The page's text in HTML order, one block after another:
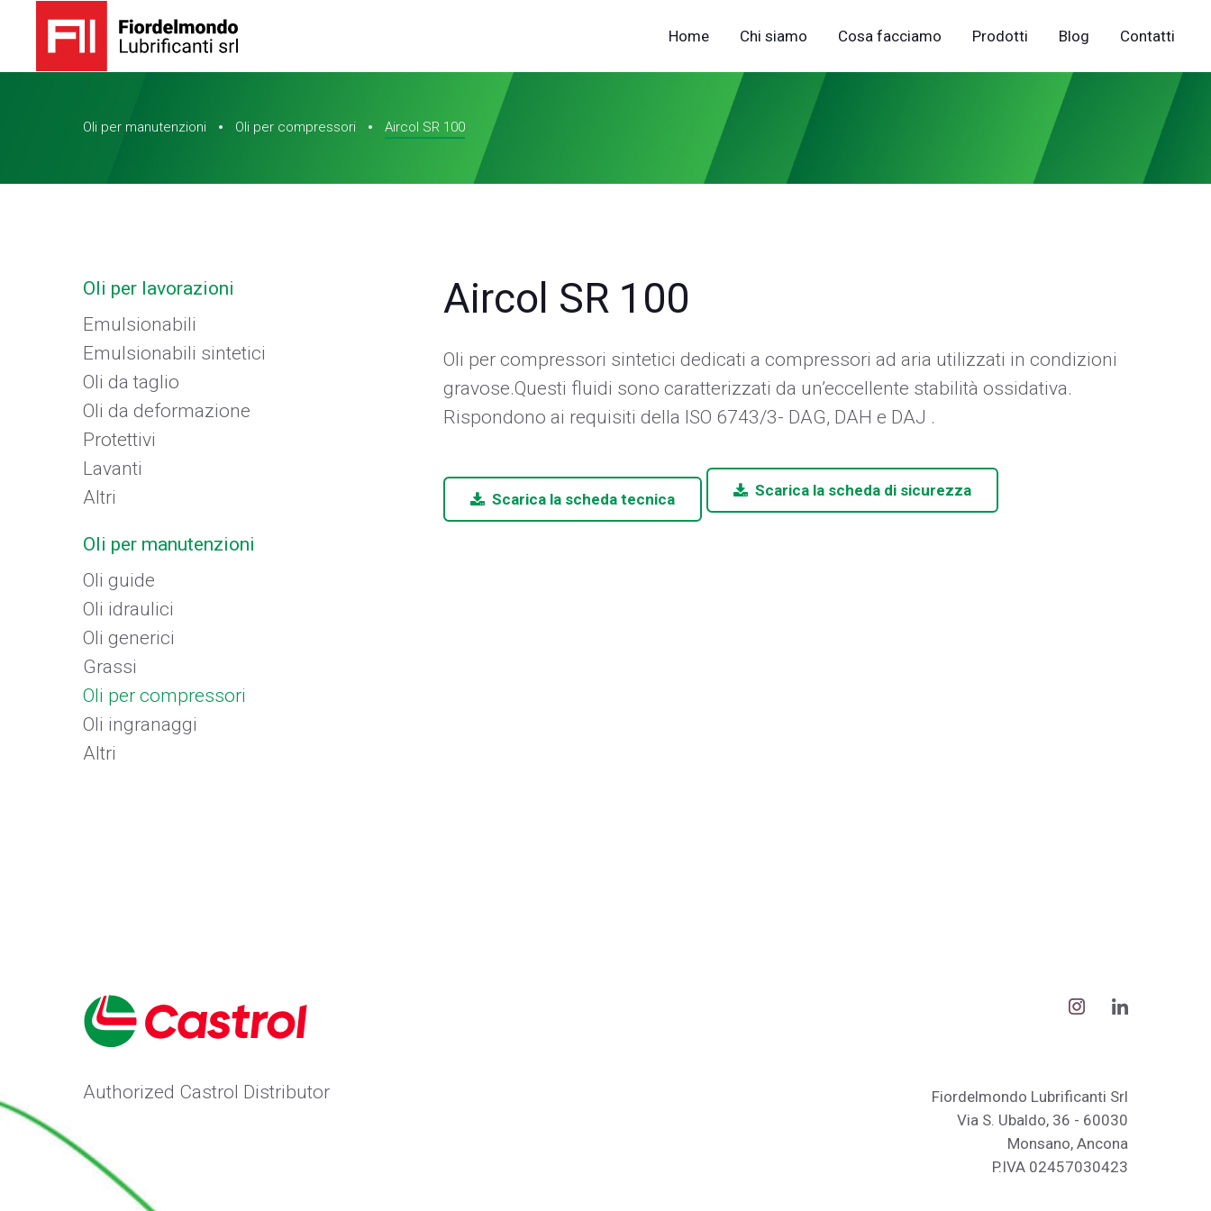
Home Chi siamo Cosa facciamo Prodotti Blog Contatti
Oli per manutenzioni Oli per compressori Aircol SR 100
Oli per lavorazioni
Emulsionabili
Emulsionabili sintetici
Oli da taglio
Oli da deformazione
Protettivi
Lavanti
Altri
Oli per manutenzioni
Oli guide
Oli idraulici
Oli generici
Grassi
Oli per compressori
Oli ingranaggi
Altri
Aircol SR 100
Oli per compressori sintetici dedicati a compressori ad aria utilizzati in condizioni
gravose.Questi fluidi sono caratterizzati da un’eccellente stabilità ossidativa.
Rispondono ai requisiti della ISO 6743/3- DAG, DAH e DAJ .
Scarica la scheda tecnica Scarica la scheda di sicurezza
Authorized Castrol Distributor
Fiordelmondo Lubrificanti Srl
Via S. Ubaldo, 36 - 60030
Monsano, Ancona
P.IVA 02457030423